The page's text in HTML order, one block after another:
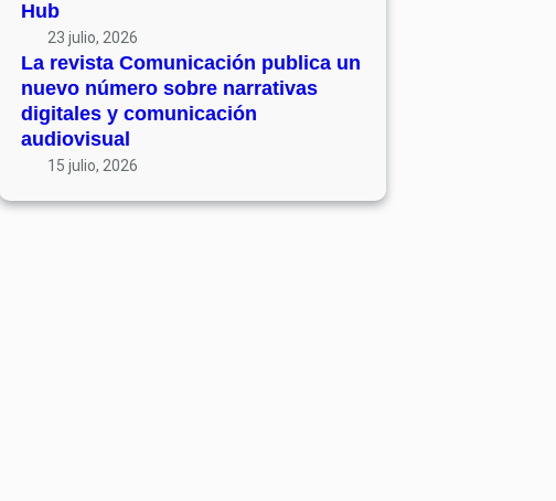
Hub
23 julio, 2026
La revista Comunicación publica un
nuevo número sobre narrativas
digitales y comunicación
audiovisual
15 julio, 2026